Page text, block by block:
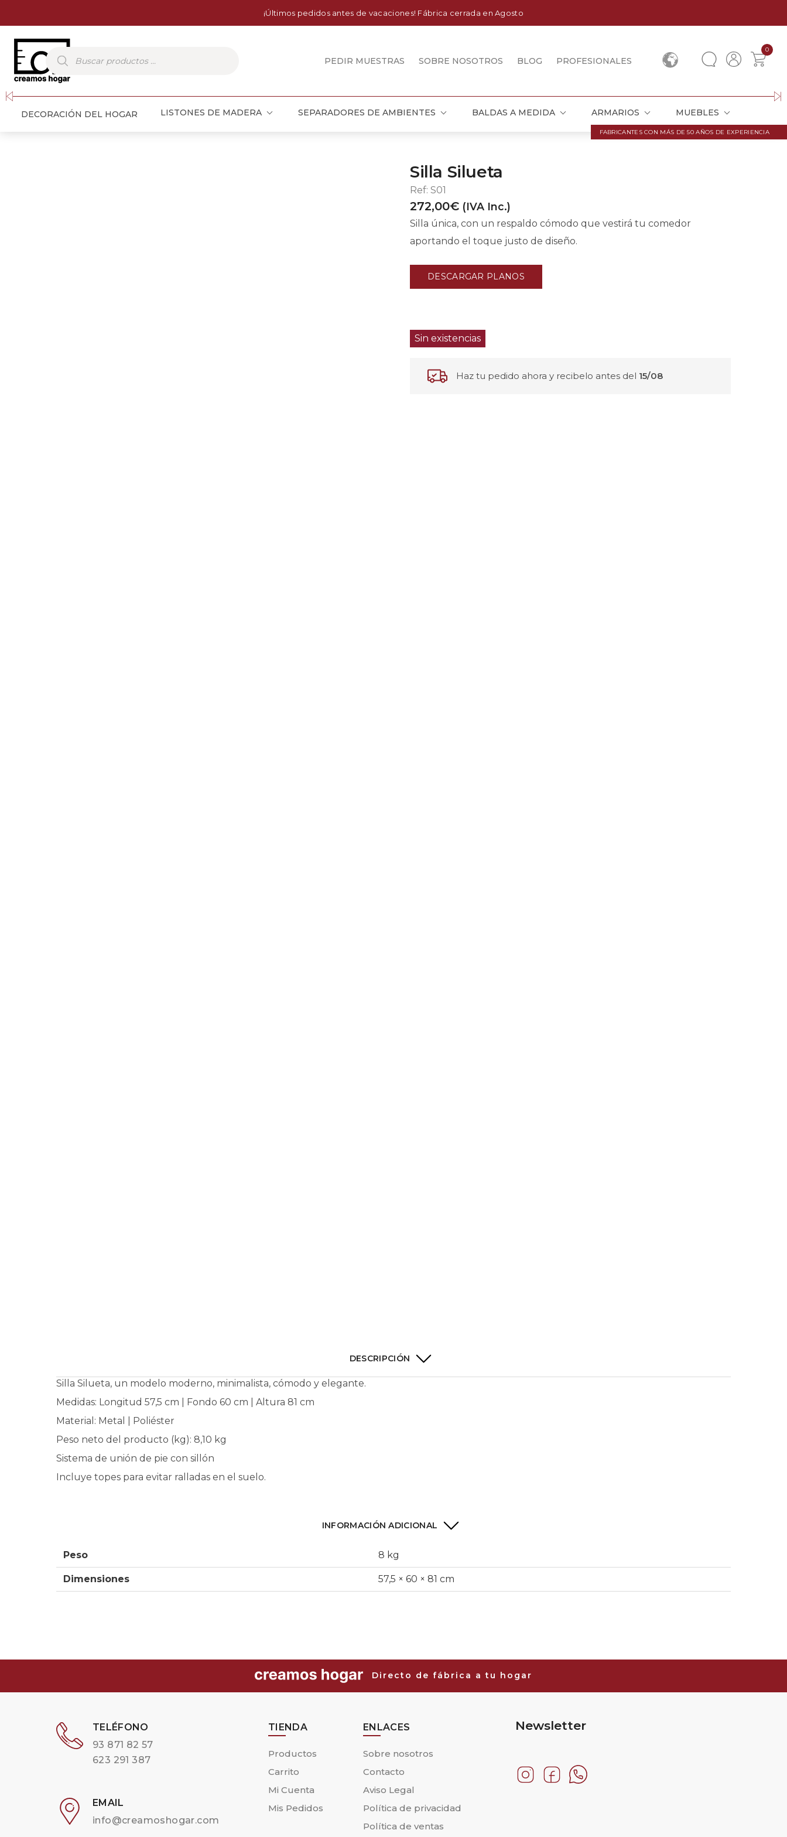
¡Últimos pedidos antes de vacaciones! Fábrica cerrada en Agosto
Búsqueda
de
productos
PEDIR MUESTRAS SOBRE NOSOTROS BLOG PROFESIONALES
0
FABRICANTES CON MÁS DE 50 AÑOS DE EXPERIENCIA
DECORACIÓN DEL HOGAR LISTONES DE MADERA SEPARADORES DE AMBIENTES BALDAS A MEDIDA ARMARIOS MUEBLES
Silla Silueta
Ref: S01
272,00€ (IVA Inc.)
Silla única, con un respaldo cómodo que vestirá tu comedor
aportando el toque justo de diseño.
DESCARGAR PLANOS
Sin existencias
Haz tu pedido ahora y recibelo antes del 15/08
DESCRIPCIÓN
Silla Silueta, un modelo moderno, minimalista, cómodo y elegante.
Medidas: Longitud 57,5 cm | Fondo 60 cm | Altura 81 cm
Material: Metal | Poliéster
Peso neto del producto (kg): 8,10 kg
Sistema de unión de pie con sillón
Incluye topes para evitar ralladas en el suelo.
INFORMACIÓN ADICIONAL
Peso 8 kg
Dimensiones 57,5 × 60 × 81 cm
Directo de fábrica a tu hogar
TELÉFONO
93 871 82 57
623 291 387
EMAIL
info@creamoshogar.com
TIENDA
Productos
Carrito
Mi Cuenta
Mis Pedidos
ENLACES
Sobre nosotros
Contacto
Aviso Legal
Política de privacidad
Política de ventas
Newsletter